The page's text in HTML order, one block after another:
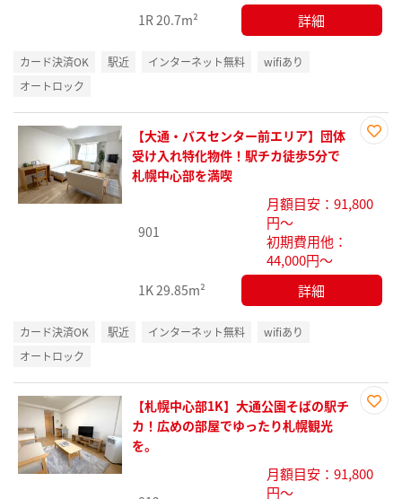
1R20.7m² 詳細
カード決済OK 駅近 インターネット無料
wifiあり
オートロック
録
【大通・バスセンター前エリア】団体
受け入れ特化物件！駅チカ徒歩5分で
札幌中心部を満喫
901
月額目安：91,800
円～
初期費用他：
44,000円～
1K29.85m² 詳細
カード決済OK 駅近 インターネット無料
wifiあり
オートロック
録
【札幌中心部1K】大通公園そばの駅チ
カ！広めの部屋でゆったり札幌観光
を。
月額目安：91,800
円～